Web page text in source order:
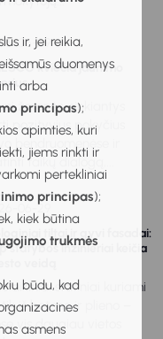
ir, jei reikia,
duomenys
arba
principas);
apimties, kuri
jiems rinkti ir
pertekliniai
principas);
kiek būtina
trukmės
būdu, kad
asmens
06-29
kviečia jaunimo
žmonės, siekiantys
pozityvius pokyčius
bendruomenėse ir
taikų dialogą,...
06-29
tiltai ir gyvi fasadai:
statybos inžinieriai keičia
statiniai kuriami
iš betono ir plieno –
vis daugiau vietos